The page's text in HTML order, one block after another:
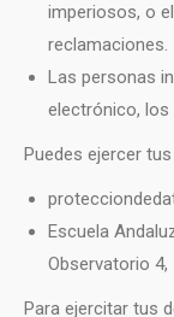
imperiosos, o
reclamaciones.
Las personas
electrónico, los
Puedes ejercer
Escuela
Observatorio 4,
Para ejercitar tus